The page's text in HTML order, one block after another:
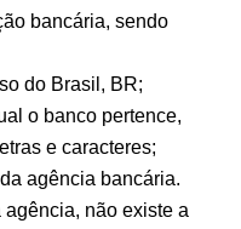
bancária, sendo
do Brasil, BR;
o banco pertence,
e caracteres;
agência bancária.
não existe a